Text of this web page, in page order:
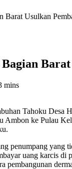
Barat Usulkan
mins
Tahoku Desa
Ambon ke Pulau
penumpang yang
uang karcis di
pembangunan